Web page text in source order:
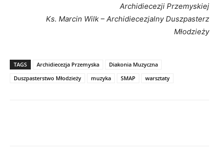
Archidiecezji Przemyskiej
Ks. Marcin Wilk – Archidiecezjalny Duszpasterz
Młodzieży
TAGS Archidiecezja Przemyska
Diakonia Muzyczna
Duszpasterstwo Młodzieży
muzyka SMAP warsztaty